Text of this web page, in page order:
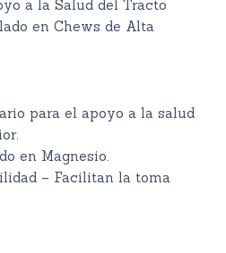
a la Salud del Tracto
en Chews de Alta
para el apoyo a la salud
en Magnesio.
– Facilitan la toma